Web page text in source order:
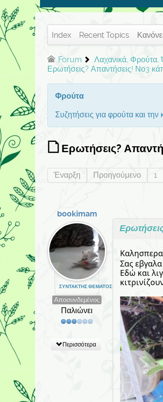
Index Recent Topics
Forum Λαχανικά, Φρούτα,
Ερωτήσεις? Απαντήσεις! Νο3
Φρούτα
Συζητήσεις για φρούτα και την
Ερωτήσεις?
Έναρξη Προηγούμενο 1
bookimam
ΣΥΝΤΆΚΤΗΣ ΘΈΜΑΤΟΣ
Αποσυνδεμένος
Παλιώνει
Περισσότερα
Σας
Εδώ και